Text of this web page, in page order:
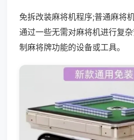
免拆改装麻将机程序;普通麻将
通过一些无需对麻将机进行复
制麻将牌功能的设备或工具。